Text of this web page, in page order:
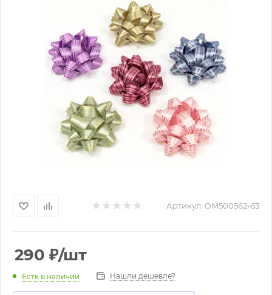
Артикул: OM500562-63
290 ₽/шт
Есть в наличии Нашли дешевле?